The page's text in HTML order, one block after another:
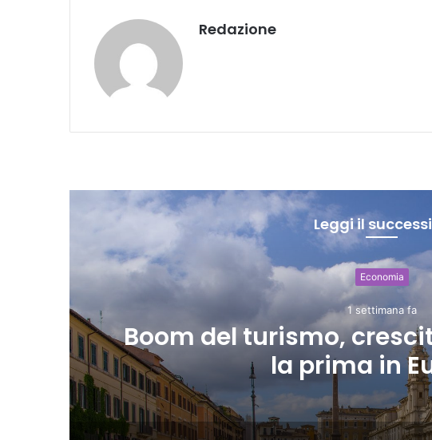
Redazione
Leggi il
l’Italia è
Cultura